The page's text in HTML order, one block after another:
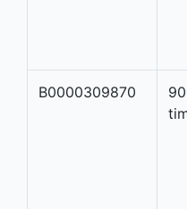
B0000309870